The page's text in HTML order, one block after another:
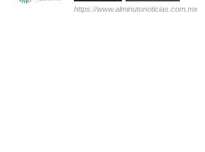
https://www.alminutonoticias.com.mx